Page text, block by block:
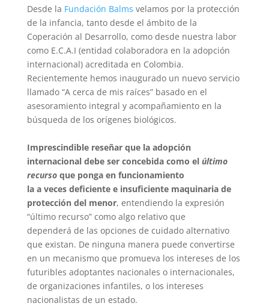
Desde la Fundación Balms velamos por la protección
de la infancia, tanto desde el ámbito de la
Coperación al Desarrollo, como desde nuestra labor
como E.C.A.I (entidad colaboradora en la adopción
internacional) acreditada en Colombia.
Recientemente hemos inaugurado un nuevo servicio
llamado “A cerca de mis raíces” basado en el
asesoramiento integral y acompañamiento en la
búsqueda de los orígenes biológicos.
Imprescindible reseñar que la adopción
internacional debe ser concebida como el último
recurso que ponga en funcionamiento
la a veces deficiente e insuficiente maquinaria de
protección del menor, entendiendo la expresión
“último recurso” como algo relativo que
dependerá de las opciones de cuidado alternativo
que existan. De ninguna manera puede convertirse
en un mecanismo que promueva los intereses de los
futuribles adoptantes nacionales o internacionales,
de organizaciones infantiles, o los intereses
nacionalistas de un estado.